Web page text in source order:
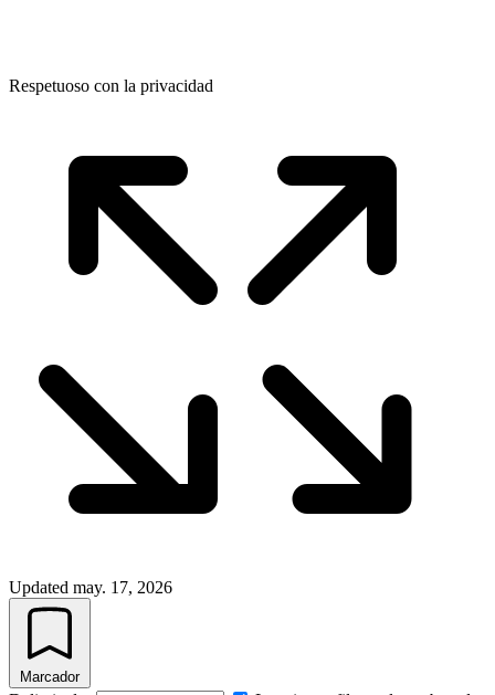
Respetuoso con la privacidad
Updated may. 17, 2026
Marcador